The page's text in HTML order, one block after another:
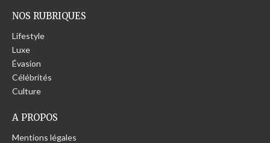
NOS RUBRIQUES
Lifestyle
Luxe
Évasion
Célébrités
Culture
A PROPOS
Mentions légales